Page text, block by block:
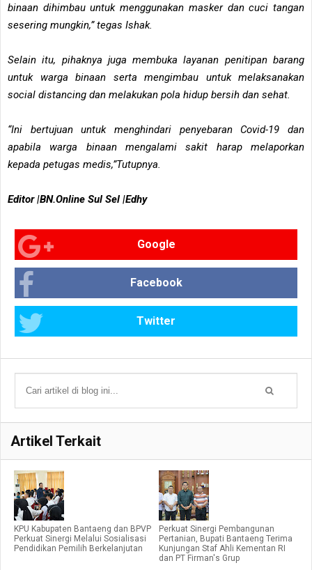
binaan dihimbau untuk menggunakan masker dan cuci tangan
sesering mungkin,” tegas Ishak.
Selain itu, pihaknya juga membuka layanan penitipan barang
untuk warga binaan serta mengimbau untuk melaksanakan
social distancing dan melakukan pola hidup bersih dan sehat.
“Ini bertujuan untuk menghindari penyebaran Covid-19 dan
apabila warga binaan mengalami sakit harap melaporkan
kepada petugas medis,”Tutupnya.
Editor |BN.Online Sul Sel |Edhy
Google
Facebook
Twitter
Artikel Terkait
KPU Kabupaten Bantaeng dan BPVP
Perkuat Sinergi Melalui Sosialisasi
Pendidikan Pemilih Berkelanjutan
Perkuat Sinergi Pembangunan
Pertanian, Bupati Bantaeng Terima
Kunjungan Staf Ahli Kementan RI
dan PT Firman's Grup